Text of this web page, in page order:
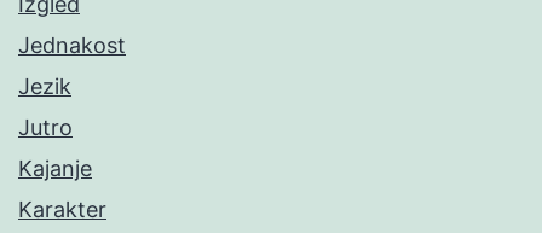
Jednakost
Jezik
Jutro
Kajanje
Karakter